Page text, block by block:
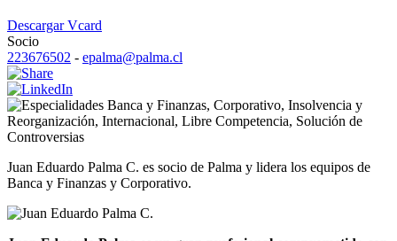
Descargar Vcard
Socio
223676502 - epalma@palma.cl
Banca y Finanzas, Corporativo, Insolvencia y
Reorganización, Internacional, Libre Competencia, Solución de
Controversias
Juan Eduardo Palma C. es socio de Palma y lidera los equipos de
Banca y Finanzas y Corporativo.